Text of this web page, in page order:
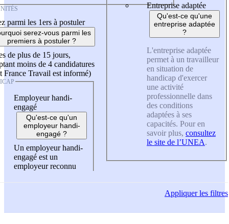
parmi les 1ers à postuler
serez-vous parmi les
premiers à postuler ?
de plus de 15 jours,
moins de 4 candidatures
France Travail est informé)
Employeur handi-
engagé
Qu'est-ce qu'un
employeur handi-
engagé ?
Un employeur handi-
engagé est un
employeur reconnu
Entreprise adaptée
Qu'est-ce qu'une
entreprise adaptée
?
L'entreprise adaptée
permet à un travailleur
en situation de
handicap d'exercer
une activité
professionnelle dans
des conditions
adaptées à ses
capacités. Pour en
savoir plus, consultez
le site de l’UNEA.
Appliquerles filtres